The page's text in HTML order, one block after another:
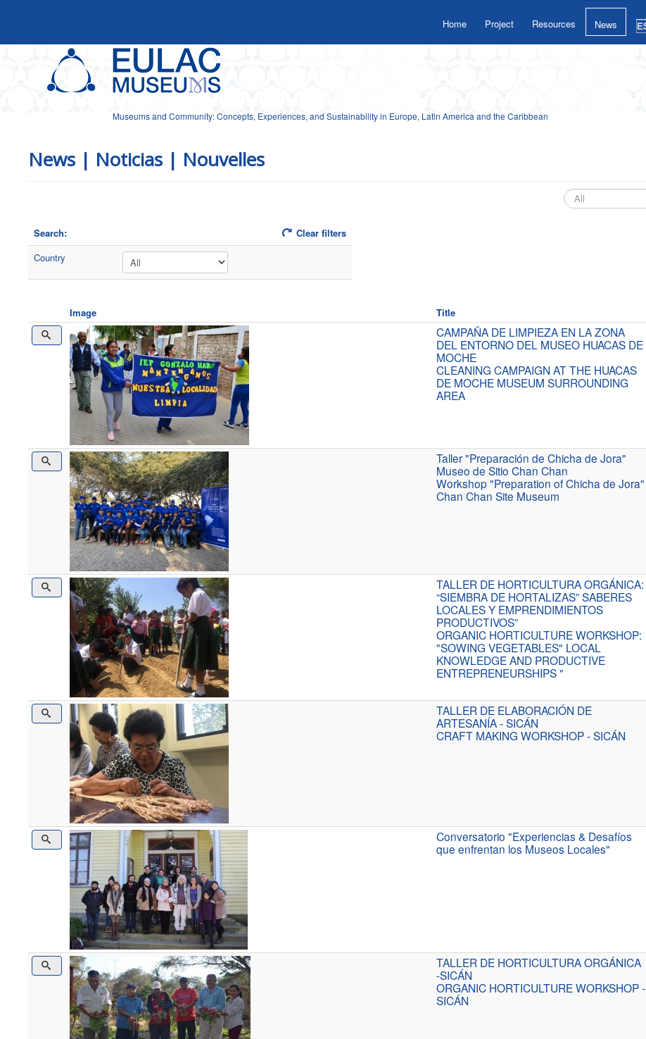
Museums and Community: Concepts, Experiences, and Sustainability in Europe, Latin America and the Caribbean
Home Project Resources News
News | Noticias | Nouvelles
Search:
Clear filters
Country
Image Title
CAMPAÑA DE LIMPIEZA EN LA ZONA
DEL ENTORNO DEL MUSEO HUACAS DE
MOCHE
CLEANING CAMPAIGN AT THE HUACAS
DE MOCHE MUSEUM SURROUNDING
AREA
Taller "Preparación de Chicha de Jora"
Museo de Sitio Chan Chan
Workshop "Preparation of Chicha de Jora"
Chan Chan Site Museum
TALLER DE HORTICULTURA ORGÁNICA:
“SIEMBRA DE HORTALIZAS” SABERES
LOCALES Y EMPRENDIMIENTOS
PRODUCTIVOS”
ORGANIC HORTICULTURE WORKSHOP:
"SOWING VEGETABLES" LOCAL
KNOWLEDGE AND PRODUCTIVE
ENTREPRENEURSHIPS "
TALLER DE ELABORACIÓN DE
ARTESANÍA - SICÁN
CRAFT MAKING WORKSHOP - SICÁN
Conversatorio "Experiencias & Desafíos
que enfrentan los Museos Locales"
TALLER DE HORTICULTURA ORGÁNICA
-SICÁN
ORGANIC HORTICULTURE WORKSHOP -
SICÁN